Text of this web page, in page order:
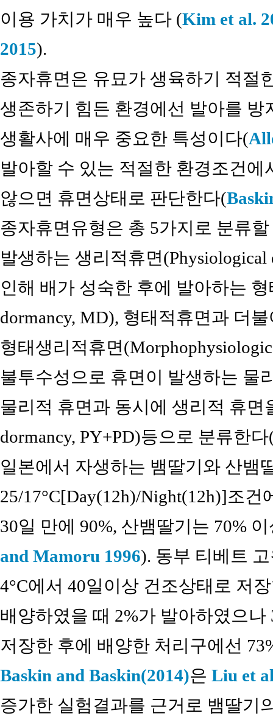
이용 가치가 매우 높다 (Kim et al.
2015).
종자휴면은 유묘가 생육하기 적절
생존하기 힘든 환경에선 발아를
생활사에 매우 중요한 특성이다(
발아할 수 있는 적절한 환경조건
않으면 휴면상태로 판단한다(
종자휴면유형은 총 5가지로 분류
발생하는 생리적휴면
인해 배가 성숙한 후에 발아하는
dormancy, MD), 형태적휴면과 더
형태생리적휴면
불투수성으로 휴면이 발생하는 물
물리적 휴면과 동시에 생리적 휴면
dormancy, PY+PD)등으로 분류한다
일본에서 자생하는 뱀딸기와 산뱀
25/17°C[Day(12h)/Night(12h)]조
30일 만에 90%, 산뱀딸기는 70%
and Mamoru 1996). 동부 티베트
4°C에서 40일이상 건조상태로 저
배양하였을 때 2%가 발아하였으
저장한 후에 배양한 처리구에선
Baskin and Baskin(2014)은 Liu et
증가한 실험결과를 근거로 뱀딸기